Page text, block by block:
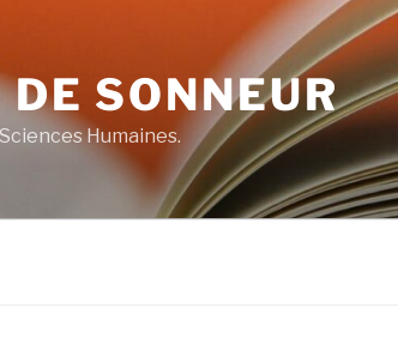
SONNEUR
Humaines.